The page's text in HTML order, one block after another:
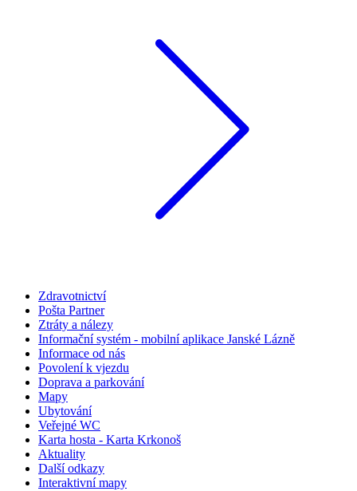
Zdravotnictví
Pošta Partner
Ztráty a nálezy
Informační systém - mobilní aplikace Janské Lázně
Informace od nás
Povolení k vjezdu
Doprava a parkování
Mapy
Ubytování
Veřejné WC
Karta hosta - Karta Krkonoš
Aktuality
Další odkazy
Interaktivní mapy